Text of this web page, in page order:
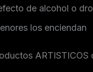
de alcohol o
los enciendan